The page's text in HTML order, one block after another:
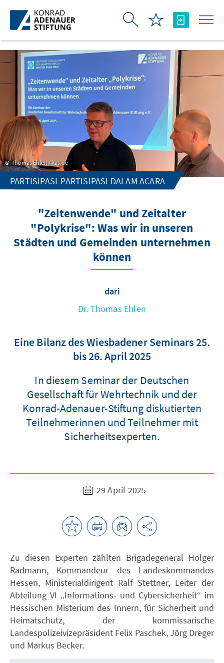
Skip to Main Content
Thomas Ehlen / kas.de
PARTISIPASI-PARTISIPASI DALAM ACARA
"Zeitenwende" und Zeitalter
"Polykrise": Was wir in unseren
Städten und Gemeinden unternehmen
können
dari
Dr. Thomas Ehlen
Eine Bilanz des Wiesbadener Seminars 25.
bis 26. April 2025
In diesem Seminar der Deutschen
Gesellschaft für Wehrtechnik und der
Konrad-Adenauer-Stiftung diskutierten
Teilnehmerinnen und Teilnehmer mit
Sicherheitsexperten.
29 April 2025
Zu diesen Experten zählten Brigadegeneral Holger
Radmann, Kommandeur des Landeskommandos
Hessen, Ministerialdirigent Ralf Stettner, Leiter der
Abteilung VI „Informations- und Cybersicherheit“ im
Hessischen Misterium des Innern, für Sicherheit und
Heimatschutz, der kommissarische
Landespolizeivizepräsident Felix Paschek, Jörg Dreger
und Markus Becker.